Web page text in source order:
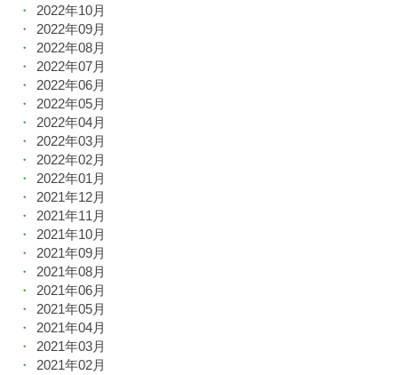
2022年10月
2022年09月
2022年08月
2022年07月
2022年06月
2022年05月
2022年04月
2022年03月
2022年02月
2022年01月
2021年12月
2021年11月
2021年10月
2021年09月
2021年08月
2021年06月
2021年05月
2021年04月
2021年03月
2021年02月